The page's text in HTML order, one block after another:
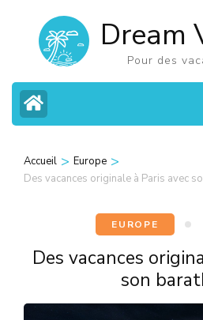
contenu
(Pressez
Entrée)
Dream
Pour des
Accueil > Europe >
Des vacances originale à Paris avec
EUROPE
Des vacances
son